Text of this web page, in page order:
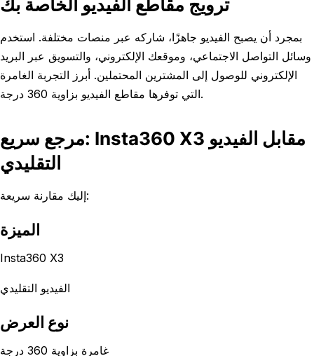
ترويج مقاطع الفيديو الخاصة بك
بمجرد أن يصبح الفيديو جاهزًا، شاركه عبر منصات مختلفة. استخدم
وسائل التواصل الاجتماعي، وموقعك الإلكتروني، والتسويق عبر البريد
الإلكتروني للوصول إلى المشترين المحتملين. أبرز التجربة الغامرة
التي توفرها مقاطع الفيديو بزاوية 360 درجة.
مرجع سريع: Insta360 X3 مقابل الفيديو
التقليدي
إليك مقارنة سريعة:
الميزة
Insta360 X3
الفيديو التقليدي
نوع العرض
غامرة بزاوية 360 درجة